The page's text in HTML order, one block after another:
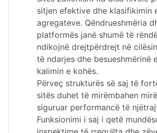
sitjen efektive dhe klasifikimin
agregateve. Qëndrueshmëria
platformës janë shumë të
ndikojnë drejtpërdrejt në
të ndarjes dhe besueshmërinë
kalimin e kohës.
Përveç strukturës së saj të
sitës duhet të mirëmbahen
siguruar performancë të
Funksionimi i saj i qetë